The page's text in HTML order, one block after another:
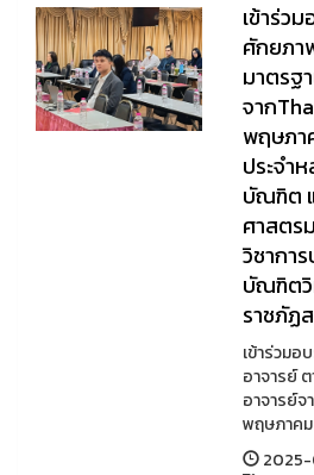
เข้าร่ว
ศักยภา
มาตรฐ
จาก
พฤษภา
ประจำ
บัณฑิต
ศาสตร
วิชากา
บัณฑิตวิ
ราชภัฏ
เข้าร่วม
อาจารย์
อาจารย์จ
พฤษภาคม
2025-